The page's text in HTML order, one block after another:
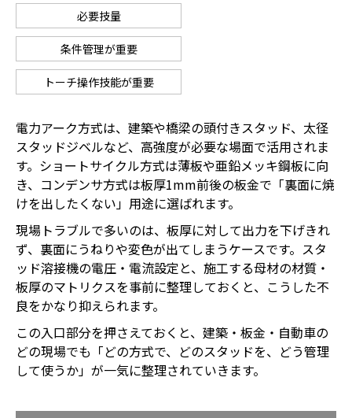
必要技量
条件管理が重要
トーチ操作技能が重要
電力アーク方式は、建築や橋梁の頭付きスタッド、太径
スタッドジベルなど、高強度が必要な場面で活用されま
す。ショートサイクル方式は薄板や亜鉛メッキ鋼板に向
き、コンデンサ方式は板厚1mm前後の板金で「裏面に焼
けを出したくない」用途に選ばれます。
現場トラブルで多いのは、板厚に対して出力を下げきれ
ず、裏面にうねりや変色が出てしまうケースです。スタ
ッド溶接機の電圧・電流設定と、施工する母材の材質・
板厚のマトリクスを事前に整理しておくと、こうした不
良をかなり抑えられます。
この入口部分を押さえておくと、建築・板金・自動車の
どの現場でも「どの方式で、どのスタッドを、どう管理
して使うか」が一気に整理されていきます。